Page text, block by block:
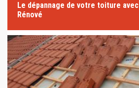
Le dépannage de votre toiture
Rénové